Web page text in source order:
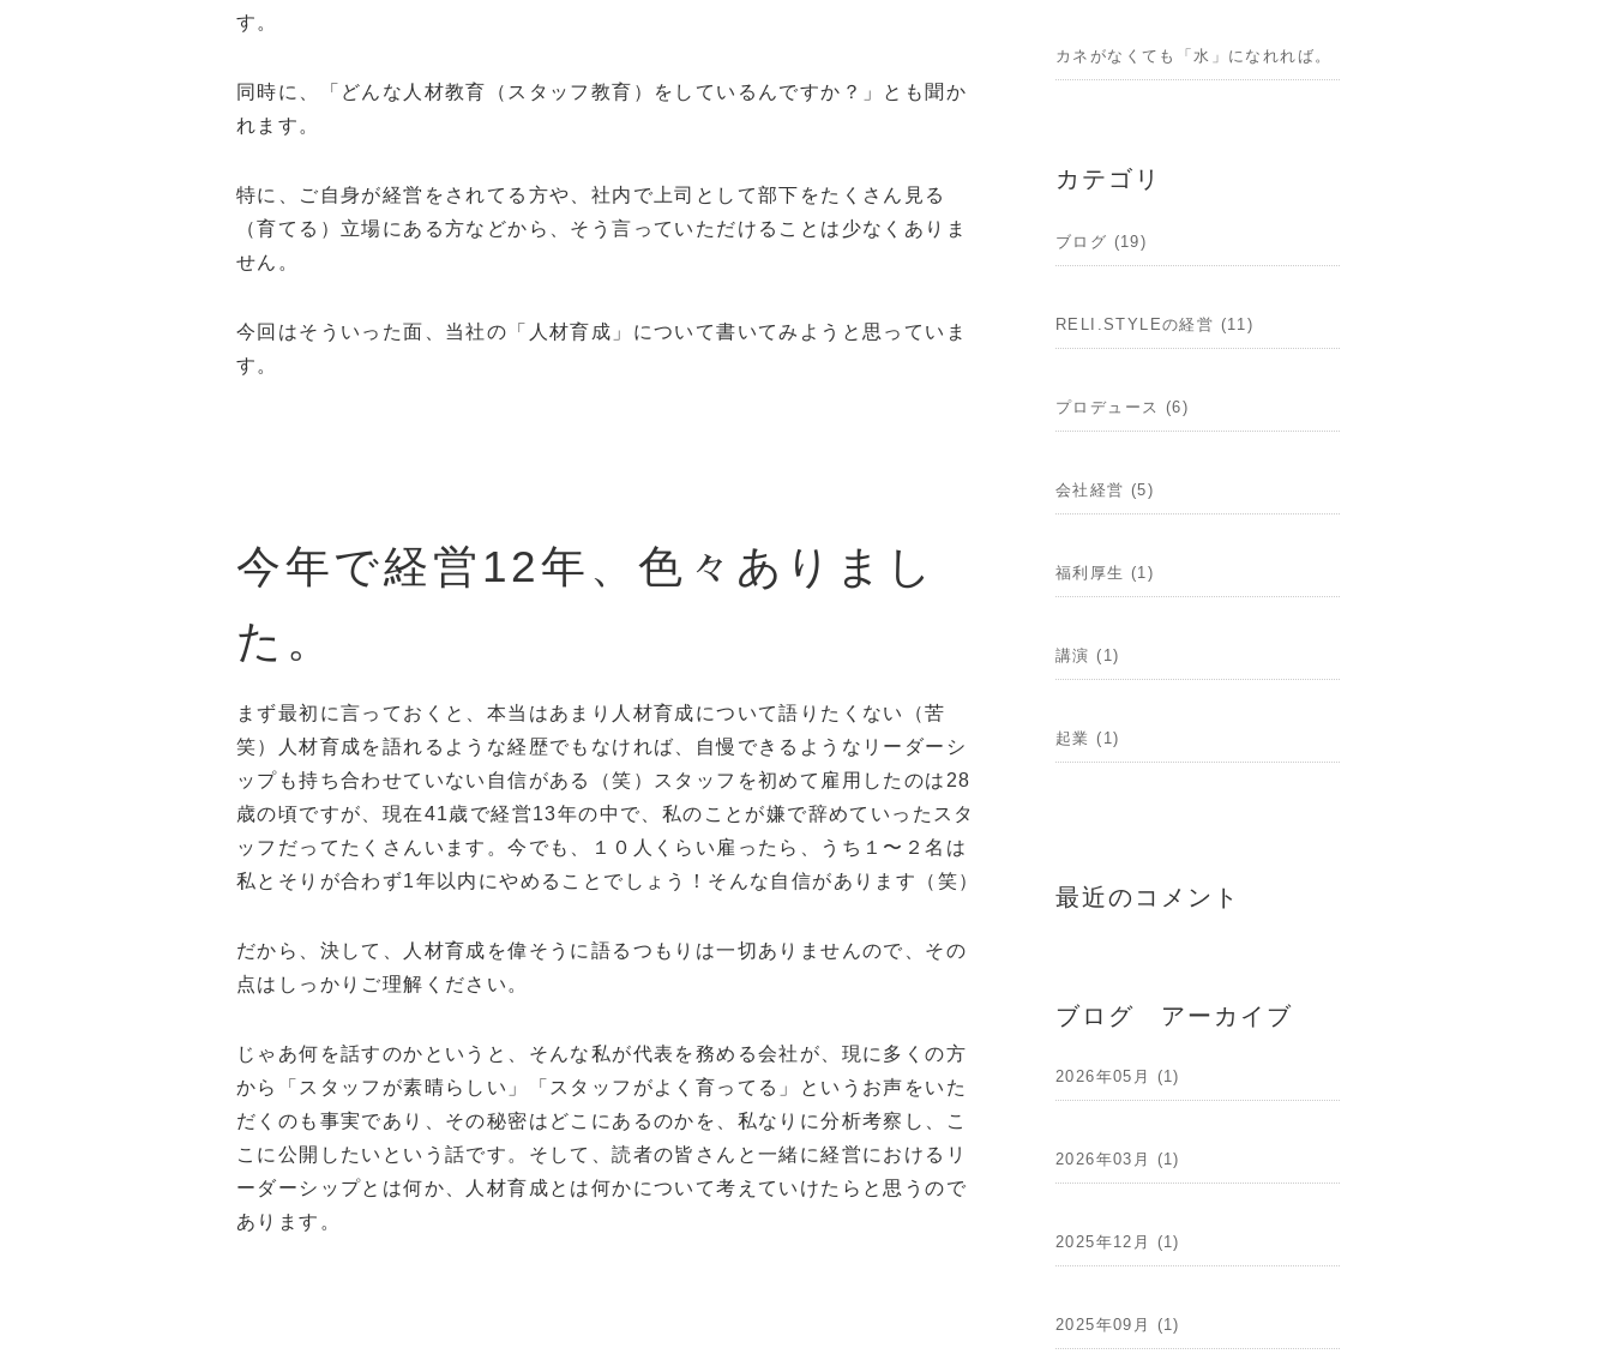
す。
同時に、「どんな人材教育（スタッフ教育）をしているんですか？」とも聞か
れます。
特に、ご自身が経営をされてる方や、社内で上司として部下をたくさん見る
（育てる）立場にある方などから、そう言っていただけることは少なくありま
せん。
今回はそういった面、当社の「人材育成」について書いてみようと思っていま
す。
今年で経営12年、色々ありまし
た。
まず最初に言っておくと、本当はあまり人材育成について語りたくない（苦
笑）人材育成を語れるような経歴でもなければ、自慢できるようなリーダーシ
ップも持ち合わせていない自信がある（笑）スタッフを初めて雇用したのは28
歳の頃ですが、現在41歳で経営13年の中で、私のことが嫌で辞めていったスタ
ッフだってたくさんいます。今でも、１０人くらい雇ったら、うち１〜２名は
私とそりが合わず1年以内にやめることでしょう！そんな自信があります（笑）
だから、決して、人材育成を偉そうに語るつもりは一切ありませんので、その
点はしっかりご理解ください。
じゃあ何を話すのかというと、そんな私が代表を務める会社が、現に多くの方
から「スタッフが素晴らしい」「スタッフがよく育ってる」というお声をいた
だくのも事実であり、その秘密はどこにあるのかを、私なりに分析考察し、こ
こに公開したいという話です。そして、読者の皆さんと一緒に経営におけるリ
ーダーシップとは何か、人材育成とは何かについて考えていけたらと思うので
あります。
カネがなくても「水」になれれば。
カテゴリ
ブログ (19)
RELI.STYLEの経営 (11)
プロデュース (6)
会社経営 (5)
福利厚生 (1)
講演 (1)
起業 (1)
最近のコメント
ブログ アーカイブ
2026年05月 (1)
2026年03月 (1)
2025年12月 (1)
2025年09月 (1)